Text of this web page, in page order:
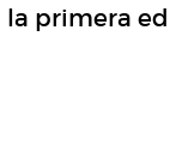
la primera